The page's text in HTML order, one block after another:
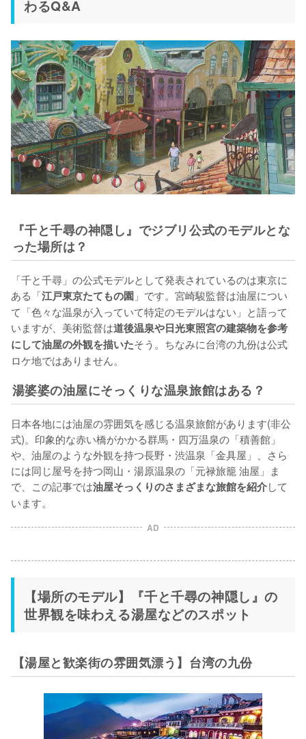
わるQ&A
『千と千尋の神隠し』でジブリ公式のモデルとな
った場所は？
「千と千尋」の公式モデルとして発表されているのは東京に
ある「江戸東京たてもの園 」です。宮崎駿監督は油屋につい
て「色々な温泉が入っていて特定のモデルはない」と語って
いますが、美術監督は道後温泉や日光東照宮の建築物を参考
にして油屋の外観を描いたそう。ちなみに台湾の九份は公式
ロケ地ではありません。
湯婆婆の油屋にそっくりな温泉旅館はある？
日本各地には油屋の雰囲気を感じる温泉旅館があります(非公
式)。印象的な赤い橋がかかる群馬・四万温泉の「積善館」
や、油屋のような外観を持つ長野・渋温泉「金具屋」、さら
には同じ屋号を持つ岡山・湯原温泉の「元禄旅籠 油屋」ま
で、この記事では油屋そっくりのさまざまな旅館を紹介して
います。
AD
【場所のモデル】『千と千尋の神隠し』の
世界観を味わえる湯屋などのスポット
【湯屋と歓楽街の雰囲気漂う】台湾の九份